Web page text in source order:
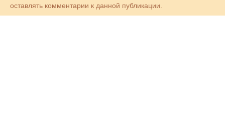
оставлять комментарии к данной публикации.